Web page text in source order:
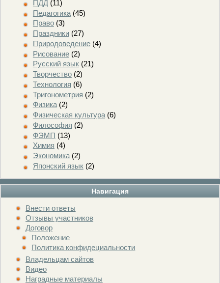
ПДД (11)
Педагогика(45)
Право(3)
Праздники(27)
Природоведение(4)
Рисование(2)
Русский язык(21)
Творчество(2)
Технология (6)
Тригонометрия (2)
Физика(2)
Физическая культура(6)
Философия (2)
ФЭМП (13)
Химия (4)
Экономика(2)
Японский язык(2)
Навигация
Внести ответы
Отзывы участников
Договор
Положение
Политика конфидециальности
Владельцам сайтов
Видео
Наградные материалы